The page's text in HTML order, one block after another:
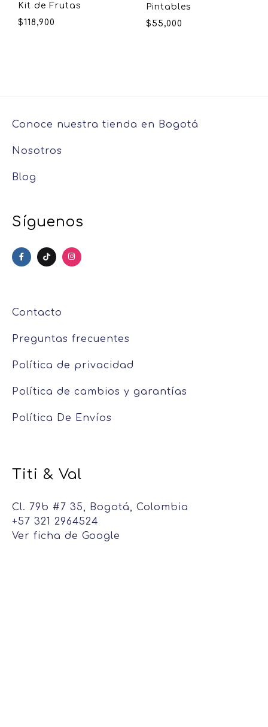
Kit de Frutas
$118,900
Pintables
$55,000
Conoce nuestra tienda en Bogotá
Nosotros
Blog
Síguenos
Contacto
Preguntas frecuentes
Política de privacidad
Política de cambios y garantías
Política De Envíos
Titi & Val
Cl. 79b #7 35, Bogotá, Colombia
+57 321 2964524
Ver ficha de Google